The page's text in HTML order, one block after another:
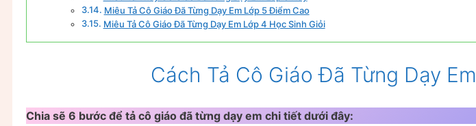
Miêu Tả Cô Giáo Đã Từng Dạy Em Lớp 5 Điểm Cao
Miêu Tả Cô Giáo Đã Từng Dạy Em Lớp 4 Học Sinh Giỏi
Cách Tả Cô Giáo Đã Từng Dạy Em
Chia sẽ 6 bước để tả cô giáo đã từng dạy em chi tiết dưới đây: